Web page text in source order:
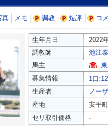
真 メモ 調教 短評 コ
生年月日
2022
調教師
池江
馬主
募集情報
1口
生産者
ノー
産地
安平町
セリ取引価格
-